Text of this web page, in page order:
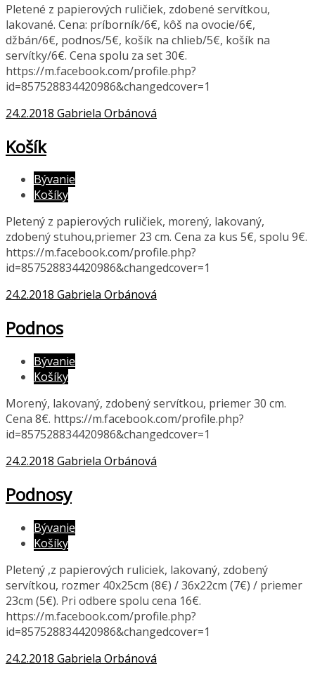
Pletené z papierových ruličiek, zdobené servítkou,
lakované. Cena: príborník/6€, kôš na ovocie/6€,
džbán/6€, podnos/5€, košík na chlieb/5€, košík na
servítky/6€. Cena spolu za set 30€.
https://m.facebook.com/profile.php?
id=857528834420986&changedcover=1
24.2.2018 Gabriela Orbánová
Košík
Bývanie
Košíky
Pletený z papierových ruličiek, morený, lakovaný,
zdobený stuhou,priemer 23 cm. Cena za kus 5€, spolu 9€.
https://m.facebook.com/profile.php?
id=857528834420986&changedcover=1
24.2.2018 Gabriela Orbánová
Podnos
Bývanie
Košíky
Morený, lakovaný, zdobený servítkou, priemer 30 cm.
Cena 8€. https://m.facebook.com/profile.php?
id=857528834420986&changedcover=1
24.2.2018 Gabriela Orbánová
Podnosy
Bývanie
Košíky
Pletený ,z papierových ruliciek, lakovaný, zdobený
servítkou, rozmer 40x25cm (8€) / 36x22cm (7€) / priemer
23cm (5€). Pri odbere spolu cena 16€.
https://m.facebook.com/profile.php?
id=857528834420986&changedcover=1
24.2.2018 Gabriela Orbánová